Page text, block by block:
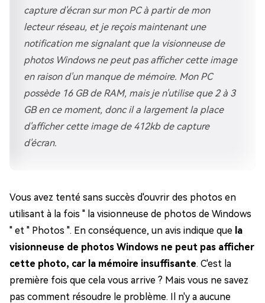
capture d'écran sur mon PC à partir de mon
lecteur réseau, et je reçois maintenant une
notification me signalant que la visionneuse de
photos Windows ne peut pas afficher cette image
en raison d'un manque de mémoire. Mon PC
possède 16 GB de RAM, mais je n'utilise que 2 à 3
GB en ce moment, donc il a largement la place
d'afficher cette image de 412kb de capture
d'écran.
Vous avez tenté sans succès d'ouvrir des photos en
utilisant à la fois " la visionneuse de photos de Windows
" et " Photos ". En conséquence, un avis indique que la
visionneuse de photos Windows ne peut pas afficher
cette photo, car la mémoire insuffisante. C'est la
première fois que cela vous arrive ? Mais vous ne savez
pas comment résoudre le problème. Il n'y a aucune